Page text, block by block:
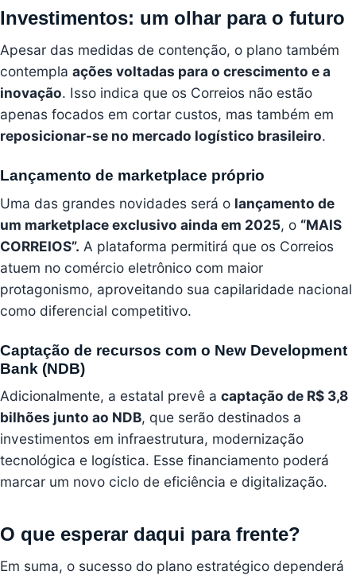
Investimentos: um olhar para o futuro
Apesar das medidas de contenção, o plano também
contempla ações voltadas para o crescimento e a
inovação. Isso indica que os Correios não estão
apenas focados em cortar custos, mas também em
reposicionar-se no mercado logístico brasileiro.
Lançamento de marketplace próprio
Uma das grandes novidades será o lançamento de
um marketplace exclusivo ainda em 2025, o “MAIS
CORREIOS”. A plataforma permitirá que os Correios
atuem no comércio eletrônico com maior
protagonismo, aproveitando sua capilaridade nacional
como diferencial competitivo.
Captação de recursos com o New Development
Bank (NDB)
Adicionalmente, a estatal prevê a captação de R$ 3,8
bilhões junto ao NDB, que serão destinados a
investimentos em infraestrutura, modernização
tecnológica e logística. Esse financiamento poderá
marcar um novo ciclo de eficiência e digitalização.
O que esperar daqui para frente?
Em suma, o sucesso do plano estratégico dependerá